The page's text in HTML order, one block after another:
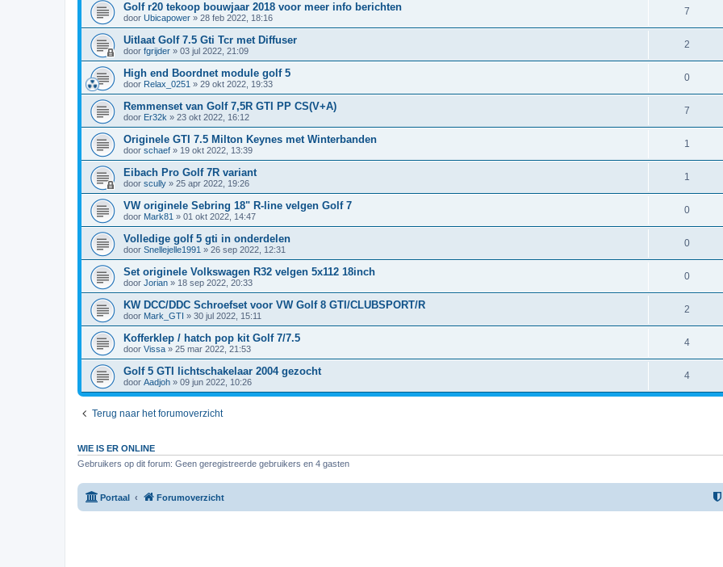
Golf r20 tekoop bouwjaar 2018 voor meer info berichten
door Ubicapower » 28 feb 2022, 18:16
7
Uitlaat Golf 7.5 Gti Tcr met Diffuser
door fgrijder » 03 jul 2022, 21:09
2
High end Boordnet module golf 5
door Relax_0251 » 29 okt 2022, 19:33
0
Remmenset van Golf 7,5R GTI PP CS(V+A)
door Er32k » 23 okt 2022, 16:12
7
Originele GTI 7.5 Milton Keynes met Winterbanden
door schaef » 19 okt 2022, 13:39
1
Eibach Pro Golf 7R variant
door scully » 25 apr 2022, 19:26
1
VW originele Sebring 18" R-line velgen Golf 7
door Mark81 » 01 okt 2022, 14:47
0
Volledige golf 5 gti in onderdelen
door Snellejelle1991 » 26 sep 2022, 12:31
0
Set originele Volkswagen R32 velgen 5x112 18inch
door Jorian » 18 sep 2022, 20:33
0
KW DCC/DDC Schroefset voor VW Golf 8 GTI/CLUBSPORT/R
door Mark_GTI » 30 jul 2022, 15:11
2
Kofferklep / hatch pop kit Golf 7/7.5
door Vissa » 25 mar 2022, 21:53
4
Golf 5 GTI lichtschakelaar 2004 gezocht
door Aadjoh » 09 jun 2022, 10:26
4
Terug naar het forumoverzicht
WIE IS ER ONLINE
Gebruikers op dit forum: Geen geregistreerde gebruikers en 4 gasten
Portaal Forumoverzicht